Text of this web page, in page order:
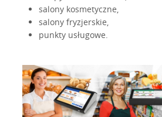
salony kosmetyczne,
salony fryzjerskie,
punkty usługowe.